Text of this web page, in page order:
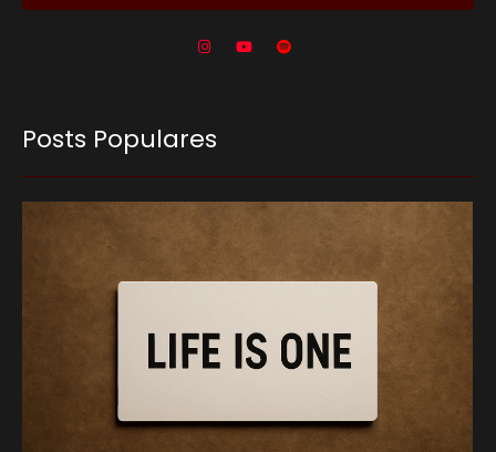
Posts Populares